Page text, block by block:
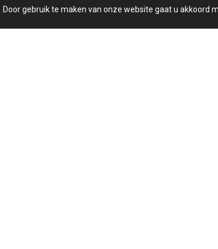
Door gebruik te maken van onze website gaat u akkoord